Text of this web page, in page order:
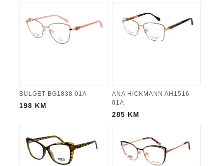
BULGET BG1838 01A
198 KM
ANA HICKMANN AH1516
01A
285 KM